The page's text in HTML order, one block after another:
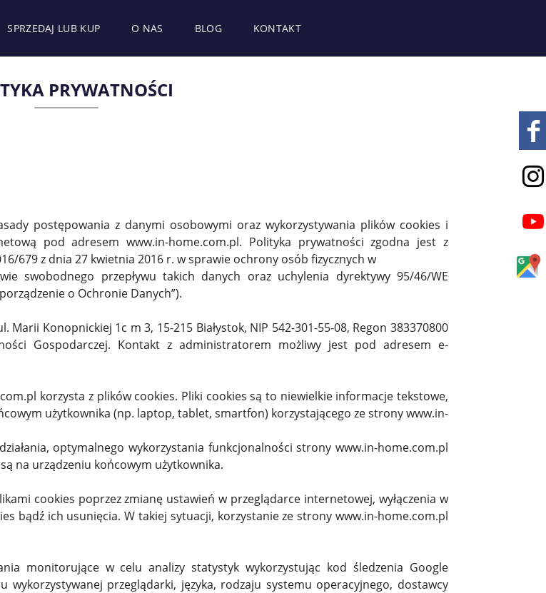
SPRZEDAJ LUB KUP O NAS BLOG KONTAKT
PRYWATNOŚCI
postępowania z danymi osobowymi oraz wykorzystywania plików cookies i
pod adresem www.in-home.com.pl. Polityka prywatności zgodna jest z
679 z dnia 27 kwietnia 2016 r. w sprawie ochrony osób fizycznych w
swobodnego przepływu takich danych oraz uchylenia dyrektywy 95/46/WE
o Ochronie Danych”).
Konopnickiej 1c m 3, 15-215 Białystok, NIP 542-301-55-08, Regon 383370800
Gospodarczej. Kontakt z administratorem możliwy jest pod adresem e-
korzysta z plików cookies. Pliki cookies są to niewielkie informacje tekstowe,
użytkownika (np. laptop, tablet, smartfon) korzystającego ze strony www.in-
optymalnego wykorzystania funkcjonalności strony www.in-home.com.pl
na urządzeniu końcowym użytkownika.
cookies poprzez zmianę ustawień w przeglądarce internetowej, wyłączenia w
bądź ich usunięcia. W takiej sytuacji, korzystanie ze strony www.in-home.com.pl
monitorujące w celu analizy statystyk wykorzystując kod śledzenia Google
przeglądarki, języka, rodzaju systemu operacyjnego, dostawcy